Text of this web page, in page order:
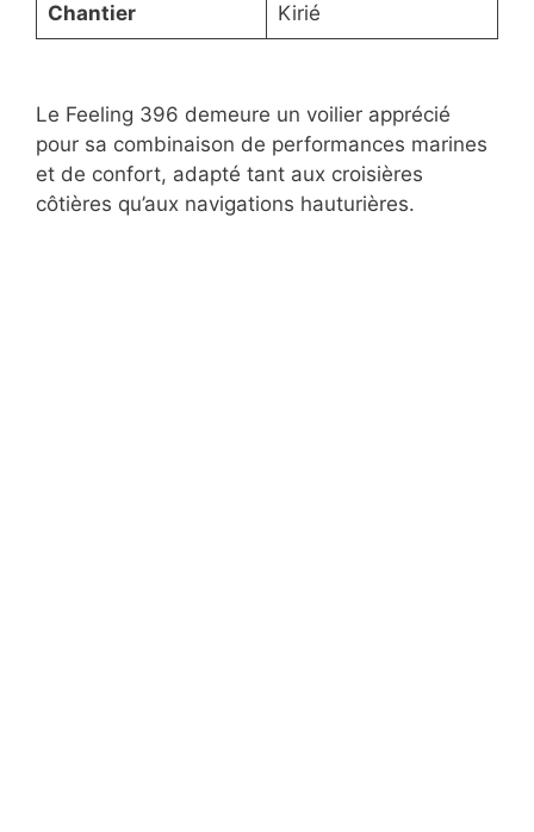
Chantier Kirié
Le Feeling 396 demeure un voilier apprécié
pour sa combinaison de performances marines
et de confort, adapté tant aux croisières
côtières qu’aux navigations hauturières.